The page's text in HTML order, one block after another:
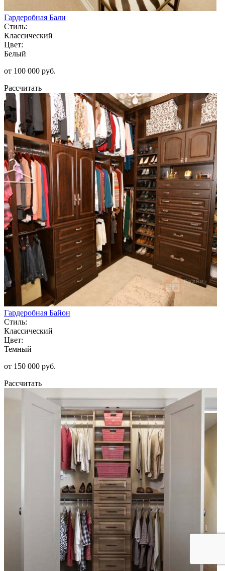
Гардеробная Бали
Стиль:
Классический
Цвет:
Белый
от 100 000 руб.
Рассчитать
Гардеробная Байон
Стиль:
Классический
Цвет:
Темный
от 150 000 руб.
Рассчитать